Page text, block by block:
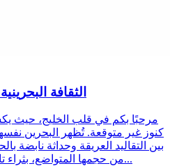
الثقافة
مرحبًا بكم في قلب الخليج، حيث
كنوز غير متوقعة. تُظهر البحرين
بين التقاليد العريقة وحداثة نابضة
من حجمها المتواضع، بثراء تاريخي استثنائي. يعود إرثها إلى آ...